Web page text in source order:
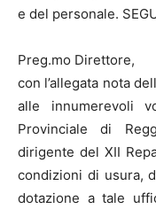
e del personale.
Preg.mo Direttore,
con l’allegata nota
alle innumerevoli
Provinciale di
dirigente del XII
condizioni di usura,
dotazione a tale